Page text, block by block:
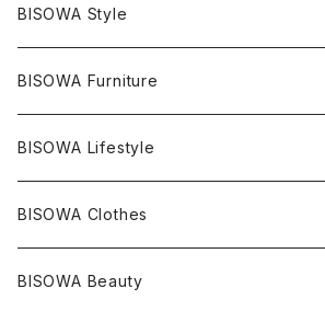
エレスチャル
ライトニング
石の種類別
アメジスト
アクアマリン
産地別
ヒマラヤ
ブラジル
ネックレス／ペンダント
宇佐美聖子
絹麻 ~kenma~
ピアス
宇佐美聖子
Others
ブレスレット
宇佐美聖子
Others
リング
サンキャッチャー
BISOWA Style
ONE PIECE
ヘンプ
オーガニックコットン
PANTS
ヘンプ
オーガニックコットン
T-SHIRT
オーガニックコットン
leggings
BISOWA Furniture
のるすく
BISOWA Lifestyle
Music
宇佐美聖子
浄化アイテム
BISOWA Clothes
麻
BISOWA Beauty